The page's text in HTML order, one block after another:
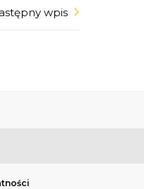
wpis